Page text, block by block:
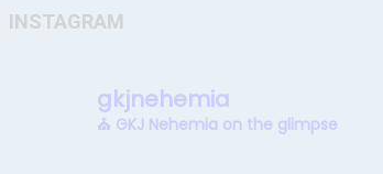
INSTAGRAM
gkjnehemia
⛪ GKJ Nehemia on the glimpse